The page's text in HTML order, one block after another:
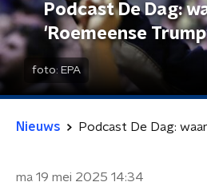
Podcast De Dag:
'Roemeense
foto: EPA
Nieuws
ma 19 mei 2025 14:34